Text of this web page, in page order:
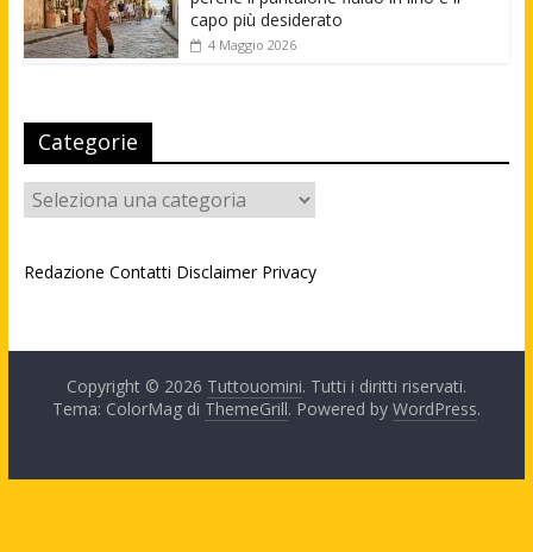
capo più desiderato
4 Maggio 2026
Categorie
Categorie
Redazione Contatti Disclaimer Privacy
Copyright © 2026 Tuttouomini. Tutti i diritti riservati.
Tema: ColorMag di ThemeGrill. Powered by WordPress.